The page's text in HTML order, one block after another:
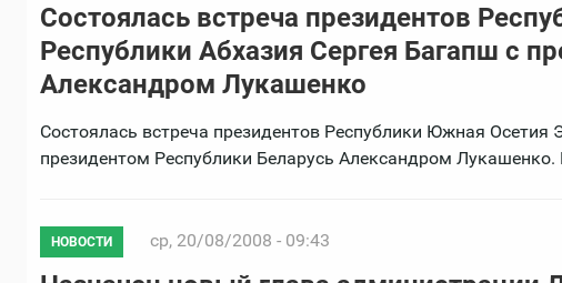
Состоялась встреча президентов
Республики Абхазия Сергея Багапш с
Александром Лукашенко
Состоялась встреча президентов Республики Южная
президентом Республики Беларусь Александром
НОВОСТИ ср, 20/08/2008 - 09:43